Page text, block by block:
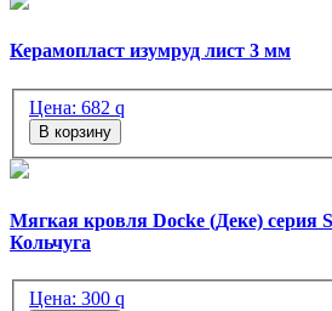
Керамопласт изумруд лист 3 мм
Цена: 682 q
В корзину
Мягкая кровля Docke (Деке) серия
Кольчуга
Цена: 300 q